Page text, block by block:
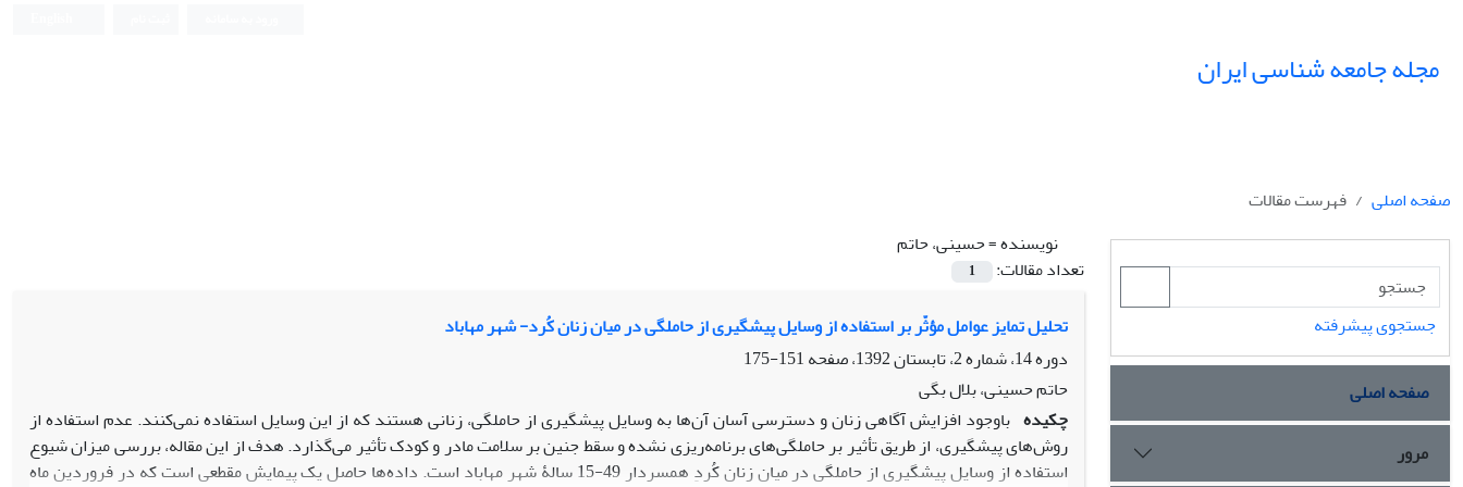
مجله جامعه شناسی ایران
صفحه اصلی
فهرست مقالات
نویسنده =حسینی، حاتم
تعداد مقالات:
1
تحلیل تمایز عوامل مؤثّر بر استفاده از وسایل پیشگیری از حاملگی در میان زنان کُرد- شهر مهاباد
دوره 14، شماره 2، تابستان 1392، صفحه
151-175
حاتم حسینی، بلال بگی
چکیده باوجود افزایش آگاهی زنان و دسترسی آسان آن‌ها به وسایل پیشگیری از حاملگی، زنانی هستند که از این وسایل استفاده نمی‌کنند. عدم استفاده از
روش‌های پیشگیری، از طریق تأثیر بر حاملگی‌های برنامه‌ریزی‌ نشده و سقط جنین بر سلامت مادر و کودک تأثیر می‌گذارد. هدف از این مقاله،‌ بررسی میزان شیوع
استفاده از وسایل پیشگیری از حاملگی در میان زنان کُردِ همسردار 49-15 سالۀ شهر مهاباد است. داده‌ها حاصل یک پیمایش مقطعی است که در فروردین ماه
جستجوی پیشرفته
صفحه اصلی
مرور